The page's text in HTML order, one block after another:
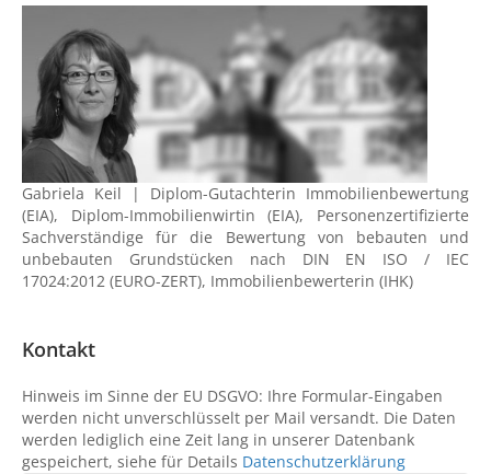
Gabriela Keil | Diplom-Gutachterin Immobilienbewertung
(EIA), Diplom-Immobilienwirtin (EIA), Personenzertifizierte
Sachverständige für die Bewertung von bebauten und
unbebauten Grundstücken nach DIN EN ISO / IEC
17024:2012 (EURO-ZERT), Immobilienbewerterin (IHK)
Kontakt
Hinweis im Sinne der EU DSGVO: Ihre Formular-Eingaben
werden nicht unverschlüsselt per Mail versandt. Die Daten
werden lediglich eine Zeit lang in unserer Datenbank
gespeichert, siehe für Details Datenschutzerklärung